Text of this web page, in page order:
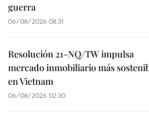
guerra
06/08/2026 08:31
Resolución 21-NQ/TW impulsa
mercado inmobiliario más
en Vietnam
06/08/2026 02:30